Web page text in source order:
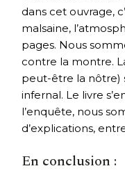
dans cet ouvrage,
malsaine,
pages. Nous
contre la montre.
peut-être la nôtre)
infernal. Le livre
l’enquête, nous
d’explications,
En conclusion :